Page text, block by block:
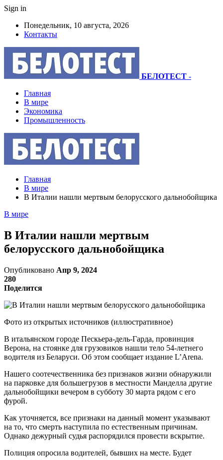
Sign in
Понедельник, 10 августа, 2026
Контакты
БЕЛОТЕСТ -
Главная
В мире
Экономика
Промышленность
Главная
В мире
В Италии нашли мертвым белорусского дальнобойщика
В мире
В Италии нашли мертвым
белорусского дальнобойщика
Опубликовано Апр 9, 2024
280
Поделится
Фото из открытых источников (иллюстративное)
В итальянском городе Пескьера-дель-Гарда, провинция
Верона, на стоянке для грузовиков нашли тело 54-летнего
водителя из Беларуси. Об этом сообщает издание L’Arena.
Нашего соотечественника без признаков жизни обнаружили
на парковке для большегрузов в местности Манделла другие
дальнобойщики вечером в субботу 30 марта рядом с его
фурой.
Как уточняется, все признаки на данный момент указывают
на то, что смерть наступила по естественным причинам.
Однако дежурный судья распорядился провести вскрытие.
Полиция опросила водителей, бывших на месте. Будет